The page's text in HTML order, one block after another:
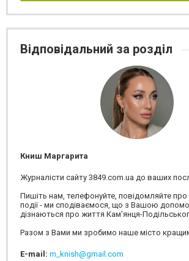
Відповідальний за розділ
Книш Маргарита
Журналісти сайту 3849.com.ua до ваших
Пишіть нам, телефонуйте, повідомляйте про
події - ми сподіваємося, що з Вашою
дізнаються про життя Кам'янця-
Разом з Вами ми зробимо наше місто
E-mail: m_knish@gmail.com